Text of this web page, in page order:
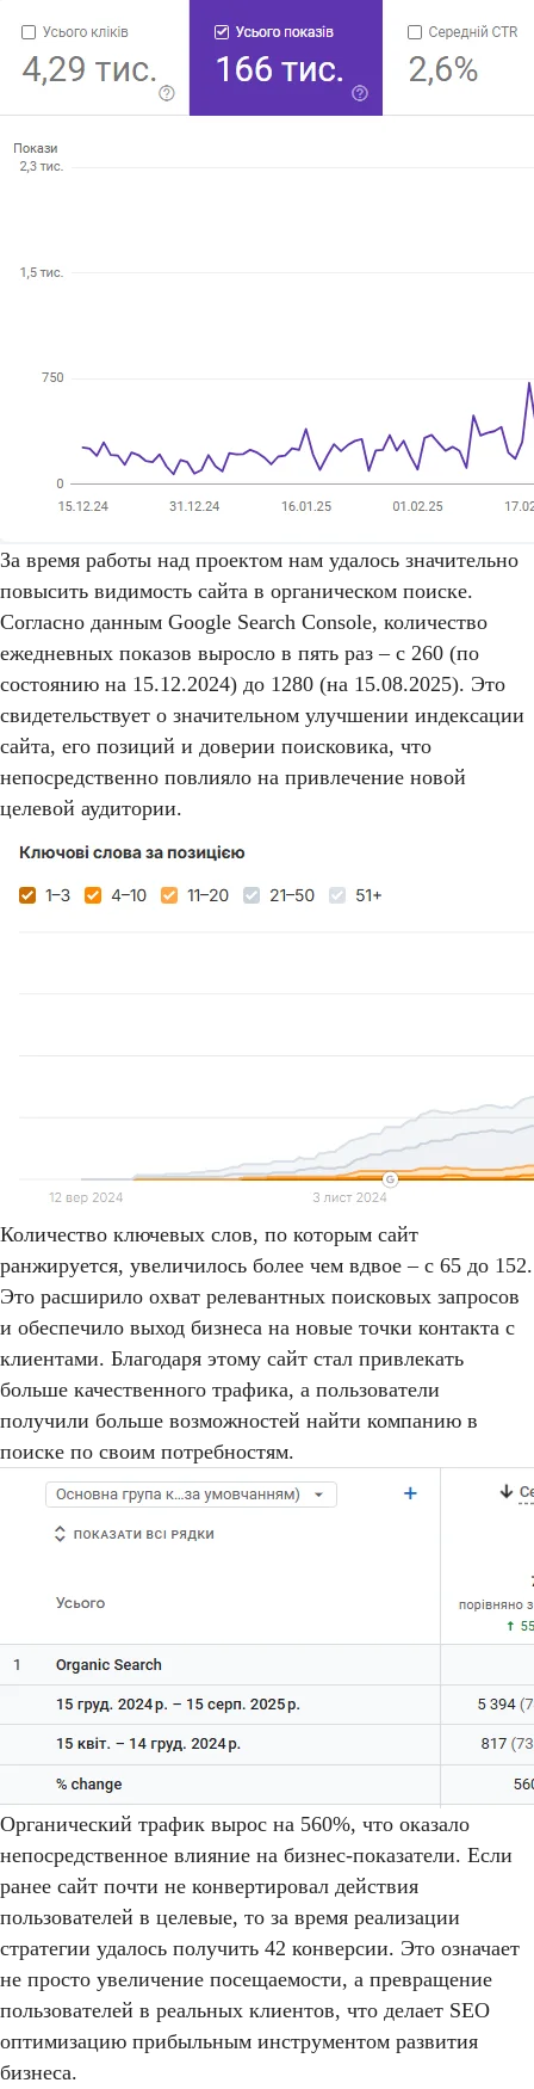
За время работы над проектом нам удалось значительно
повысить видимость сайта в органическом поиске.
Согласно данным Google Search Console, количество
ежедневных показов выросло в пять раз – с 260 (по
состоянию на 15.12.2024) до 1280 (на 15.08.2025). Это
свидетельствует о значительном улучшении индексации
сайта, его позиций и доверии поисковика, что
непосредственно повлияло на привлечение новой
целевой аудитории.
Количество ключевых слов, по которым сайт
ранжируется, увеличилось более чем вдвое – с 65 до 152.
Это расширило охват релевантных поисковых запросов
и обеспечило выход бизнеса на новые точки контакта с
клиентами. Благодаря этому сайт стал привлекать
больше качественного трафика, а пользователи
получили больше возможностей найти компанию в
поиске по своим потребностям.
Органический трафик вырос на 560%, что оказало
непосредственное влияние на бизнес-показатели. Если
ранее сайт почти не конвертировал действия
пользователей в целевые, то за время реализации
стратегии удалось получить 42 конверсии. Это означает
не просто увеличение посещаемости, а превращение
пользователей в реальных клиентов, что делает SEO
оптимизацию прибыльным инструментом развития
бизнеса.